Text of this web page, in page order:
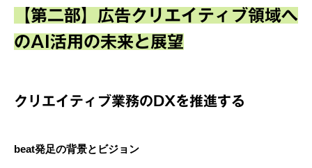
【第二部】広告クリエイティブ領域へ
のAI活用の未来と展望
クリエイティブ業務のDXを推進する
beat発足の背景とビジョン